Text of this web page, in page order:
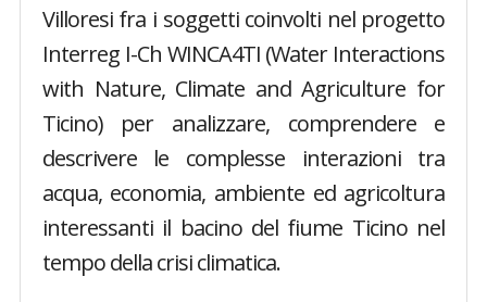
Villoresi fra i soggetti coinvolti nel progetto
Interreg I-Ch WINCA4TI (Water Interactions
with Nature, Climate and Agriculture for
Ticino) per analizzare, comprendere e
descrivere le complesse interazioni tra
acqua, economia, ambiente ed agricoltura
interessanti il bacino del fiume Ticino nel
tempo della crisi climatica.